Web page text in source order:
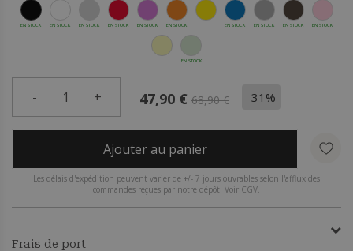
EN STOCK EN STOCK EN STOCK EN STOCK EN STOCK EN STOCK EN STOCK EN STOCK EN STOCK EN STOCK
EN STOCK
- 1 + 47,90 € 68,90 € -31%
Ajouter au panier
Les délais d'expédition peuvent varier de +/- 7 jours ouvrables selon l'afflux des
commandes reçues par notre dépôt. Voir CGV.
Frais de port